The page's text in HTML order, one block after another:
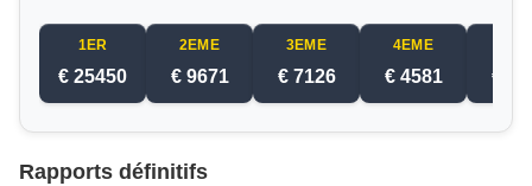
1ER
€ 25450
2EME
€ 9671
3EME
€ 7126
4EME
€ 4581 €
Rapports définitifs